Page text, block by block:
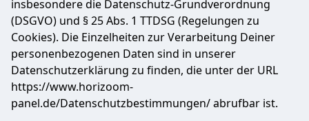
insbesondere die Datenschutz-Grundverordnung
(DSGVO) und § 25 Abs. 1 TTDSG (Regelungen zu
Cookies). Die Einzelheiten zur Verarbeitung Deiner
personenbezogenen Daten sind in unserer
Datenschutzerklärung zu finden, die unter der URL
https://www.horizoom-
panel.de/Datenschutzbestimmungen/ abrufbar ist.